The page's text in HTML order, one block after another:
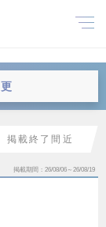
掲載終了間近
掲載期間 26/08/06～26/08/19